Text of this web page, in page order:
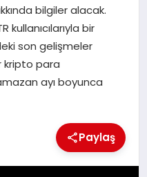
bilgiler alacak.
kullanıcılarıyla bir
son gelişmeler
kripto para
ayı boyunca
Paylaş